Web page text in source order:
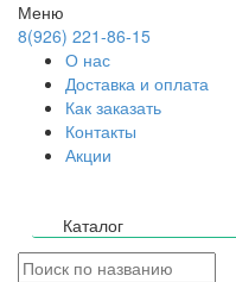
Меню
8(926) 221-86-15
О нас
Доставка и оплата
Как заказать
Контакты
Акции
Каталог